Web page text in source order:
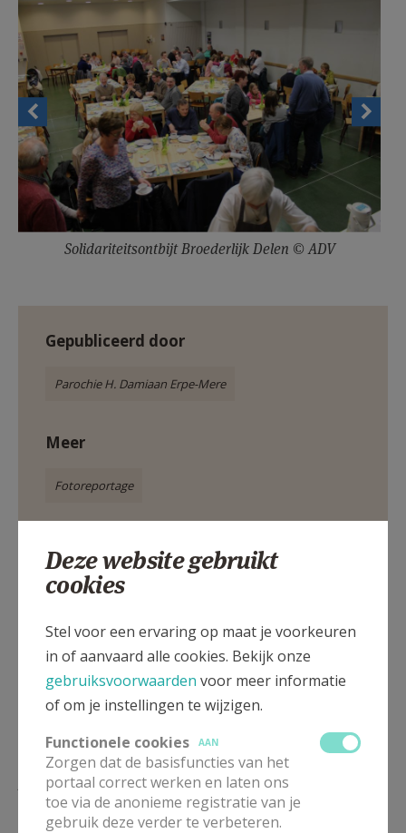
AANMELDEN OF REGISTREREN
Solidariteitsontbijt Broederlijk Delen © ADV
Gepubliceerd door
Parochie H. Damiaan Erpe-Mere
Meer
Fotoreportage
Lees meer
Deze website gebruikt
cookies
Stel voor een ervaring op maat je voorkeuren
in of aanvaard alle cookies. Bekijk onze
gebruiksvoorwaarden voor meer informatie
of om je instellingen te wijzigen.
Functionele cookies
AAN
Zorgen dat de basisfuncties van het
portaal correct werken en laten ons
toe via de anonieme registratie van je
gebruik deze verder te verbeteren.